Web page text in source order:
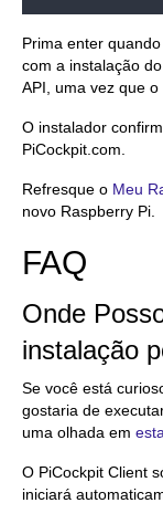
Prima enter
com a instalação
API, uma vez que o
O instalador
PiCockpit.com.
Refresque o Meu
novo Raspberry Pi.
FAQ
Onde
instalação
Se você está
gostaria de
uma olhada em
O PiCockpit Client
iniciará